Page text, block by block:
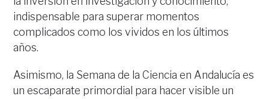
indispensable para superar momentos
complicados como los vividos en los últimos
años.
Asimismo, la Semana de la Ciencia en Andalucía es
un escaparate primordial para hacer visible un